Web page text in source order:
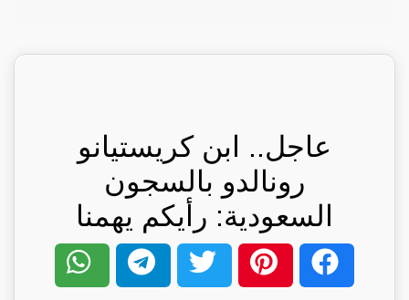
عاجل.. ابن كريستيانو
رونالدو بالسجون
السعودية: رأيكم يهمنا